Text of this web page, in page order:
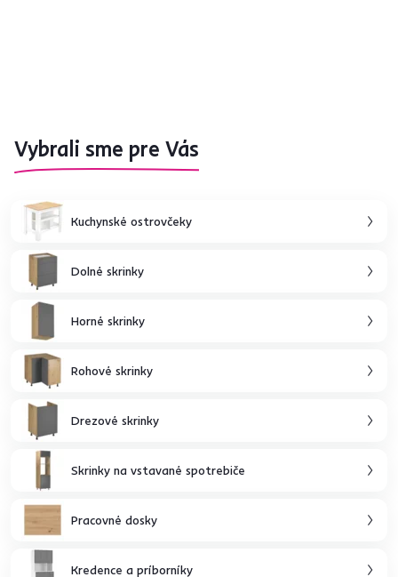
Vybrali sme pre Vás
Kuchynské ostrovčeky
Dolné skrinky
Horné skrinky
Rohové skrinky
Drezové skrinky
Skrinky na vstavané spotrebiče
Pracovné dosky
Kredence a príborníky